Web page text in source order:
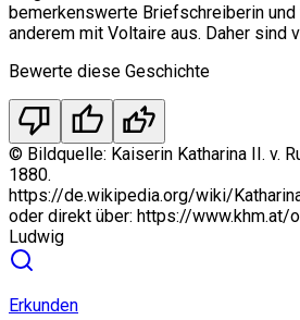
bemerkenswerte Briefschreiberin
anderem mit Voltaire aus. Daher sind
Bewerte diese Geschichte
thumb_down thumb_up thumbs_up_double
© Bildquelle: Kaiserin Katharina II. v.
1880.
https://de.wikipedia.org/wiki/
oder direkt über: https://
Ludwig
Erkunden